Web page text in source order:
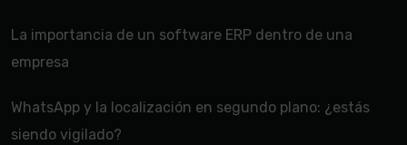
La importancia de un software ERP dentro de una
empresa
WhatsApp y la localización en segundo plano: ¿estás
siendo vigilado?